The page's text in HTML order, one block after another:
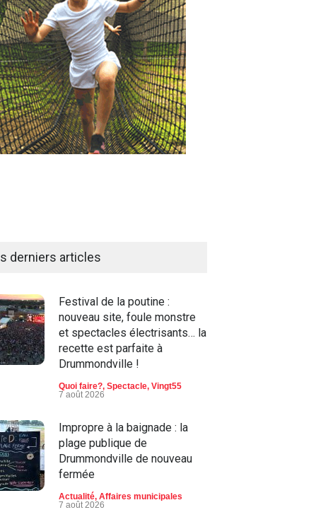
derniers articles
Festival de la poutine :
nouveau site, foule monstre
et spectacles électrisants… la
recette est parfaite à
Drummondville !
Quoi faire?, Spectacle, Vingt55
7 août 2026
Impropre à la baignade : la
plage publique de
Drummondville de nouveau
fermée
Actualité, Affaires municipales
7 août 2026